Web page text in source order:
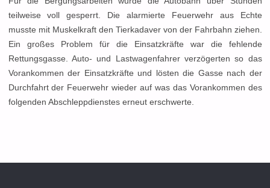
teilweise voll gesperrt. Die alarmierte Feuerwehr aus Echte
musste mit Muskelkraft den Tierkadaver von der Fahrbahn ziehen.
Ein großes Problem für die Einsatzkräfte war die fehlende
Rettungsgasse. Auto- und Lastwagenfahrer verzögerten so das
Vorankommen der Einsatzkräfte und lösten die Gasse nach der
Durchfahrt der Feuerwehr wieder auf was das Vorankommen des
folgenden Abschleppdienstes erneut erschwerte.